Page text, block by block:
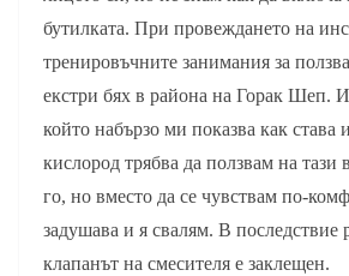
бутилката. При провеждането на
тренировъчните занимания за
екстри бях в района на Горак Шеп.
който набързо ми показва как става
кислород трябва да ползвам на тази
го, но вместо да се чувствам по-
задушава и я свалям. В последствие
клапанът на смесителя е заклещен.